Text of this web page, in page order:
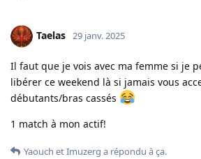
Taelas 29 janv. 2025
Il faut que je vois avec ma femme si je
libérer ce weekend là si jamais vous
débutants/bras cassés
1 match à mon actif!
Yaouch etImuzerg a répondu à ça.